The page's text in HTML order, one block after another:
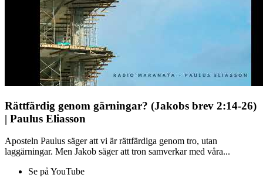
Rättfärdig genom gärningar? (Jakobs brev 2:14-26)
| Paulus Eliasson
Aposteln Paulus säger att vi är rättfärdiga genom tro, utan
laggärningar. Men Jakob säger att tron samverkar med våra...
Se på YouTube